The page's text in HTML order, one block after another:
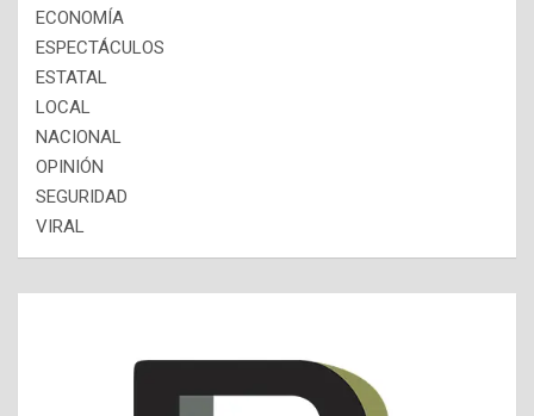
ECONOMÍA
ESPECTÁCULOS
ESTATAL
LOCAL
NACIONAL
OPINIÓN
SEGURIDAD
VIRAL